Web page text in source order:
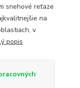
snehové reťaze
na
v
popis